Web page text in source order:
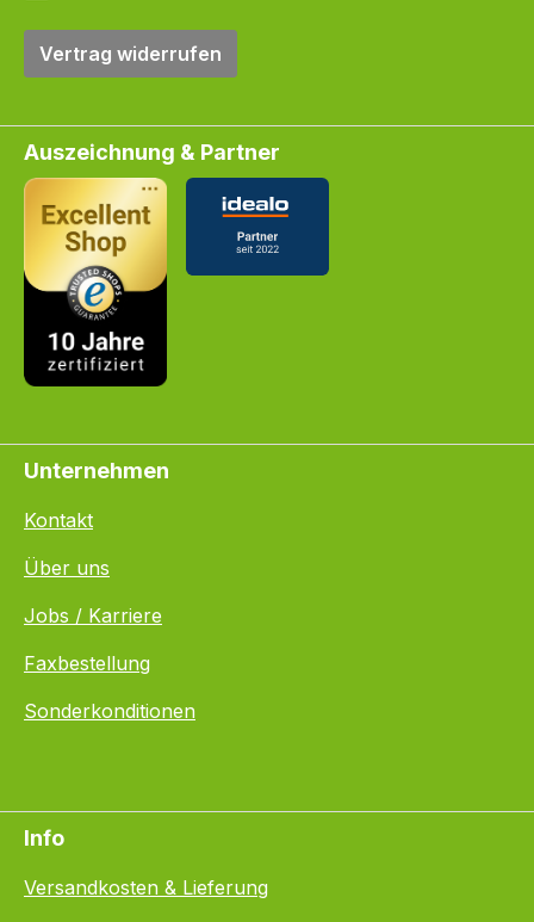
Vertrag widerrufen
Auszeichnung & Partner
Unternehmen
Kontakt
Über uns
Jobs / Karriere
Faxbestellung
Sonderkonditionen
Info
Versandkosten & Lieferung